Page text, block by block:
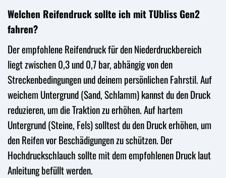
Welchen Reifendruck sollte ich mit TUbliss Gen2
fahren?
Der empfohlene Reifendruck für den Niederdruckbereich
liegt zwischen 0,3 und 0,7 bar, abhängig von den
Streckenbedingungen und deinem persönlichen Fahrstil. Auf
weichem Untergrund (Sand, Schlamm) kannst du den Druck
reduzieren, um die Traktion zu erhöhen. Auf hartem
Untergrund (Steine, Fels) solltest du den Druck erhöhen, um
den Reifen vor Beschädigungen zu schützen. Der
Hochdruckschlauch sollte mit dem empfohlenen Druck laut
Anleitung befüllt werden.